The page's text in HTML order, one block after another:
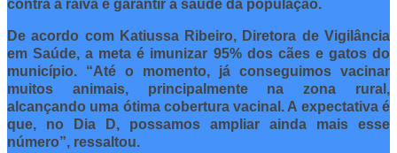
contra a raiva e garantir a saúde da população.
De acordo com Katiussa Ribeiro, Diretora de Vigilância
em Saúde, a meta é imunizar 95% dos cães e gatos do
município. “Até o momento, já conseguimos vacinar
muitos animais, principalmente na zona rural,
alcançando uma ótima cobertura vacinal. A expectativa é
que, no Dia D, possamos ampliar ainda mais esse
número”, ressaltou.